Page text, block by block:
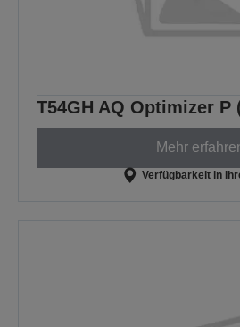
T54GH AQ Optimizer P
Mehr
Verfügbarkeit in